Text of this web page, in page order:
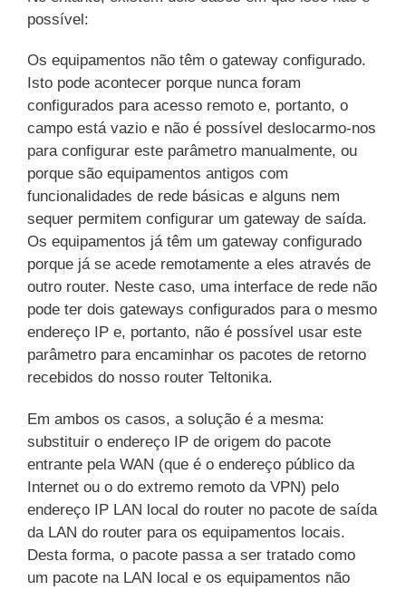
possível:
Os equipamentos não têm o gateway configurado.
Isto pode acontecer porque nunca foram
configurados para acesso remoto e, portanto, o
campo está vazio e não é possível deslocarmo-nos
para configurar este parâmetro manualmente, ou
porque são equipamentos antigos com
funcionalidades de rede básicas e alguns nem
sequer permitem configurar um gateway de saída.
Os equipamentos já têm um gateway configurado
porque já se acede remotamente a eles através de
outro router. Neste caso, uma interface de rede não
pode ter dois gateways configurados para o mesmo
endereço IP e, portanto, não é possível usar este
parâmetro para encaminhar os pacotes de retorno
recebidos do nosso router Teltonika.
Em ambos os casos, a solução é a mesma:
substituir o endereço IP de origem do pacote
entrante pela WAN (que é o endereço público da
Internet ou o do extremo remoto da VPN) pelo
endereço IP LAN local do router no pacote de saída
da LAN do router para os equipamentos locais.
Desta forma, o pacote passa a ser tratado como
um pacote na LAN local e os equipamentos não